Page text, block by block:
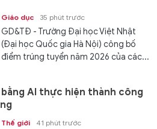
Giáo dục 35 phút trước
GD&TĐ - Trường Đại học Việt Nhật
(Đại học Quốc gia Hà Nội) công bố
điểm trúng tuyển năm 2026 của các...
bằng AI thực hiện thành công
Thế giới 41 phút trước